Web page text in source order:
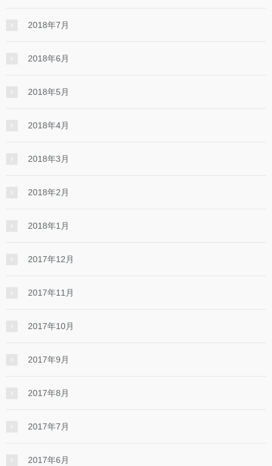
2018年7月
2018年6月
2018年5月
2018年4月
2018年3月
2018年2月
2018年1月
2017年12月
2017年11月
2017年10月
2017年9月
2017年8月
2017年7月
2017年6月